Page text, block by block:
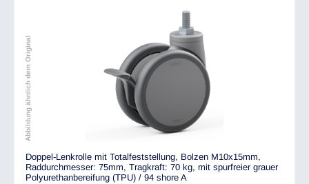
Abbildung ähnlich dem Original
Doppel-Lenkrolle mit Totalfeststellung, Bolzen M10x15mm,
Raddurchmesser: 75mm, Tragkraft: 70 kg, mit spurfreier grauer
Polyurethanbereifung (TPU) / 94 shore A